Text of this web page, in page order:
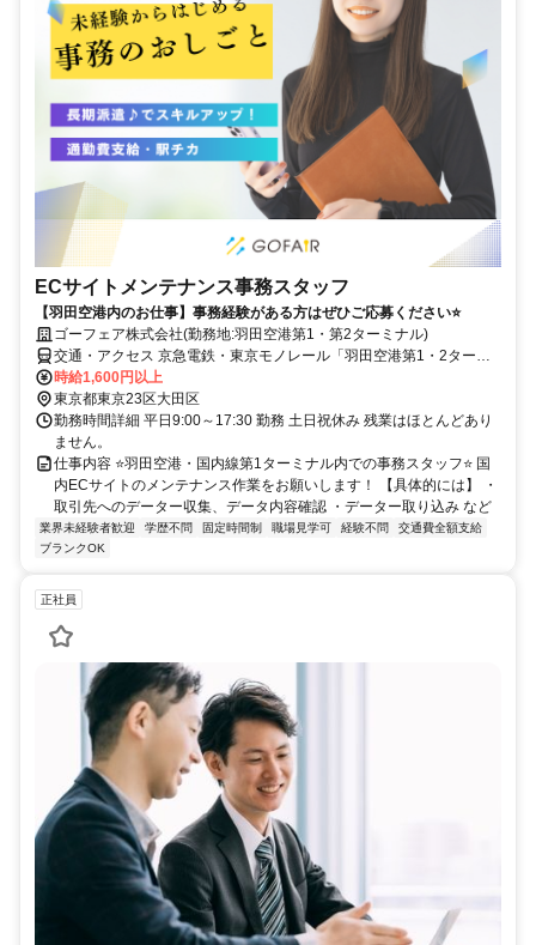
ECサイトメンテナンス事務スタッフ
【羽田空港内のお仕事】事務経験がある方はぜひご応募ください⭐
ゴーフェア株式会社(勤務地:羽田空港第1・第2ターミナル)
交通・アクセス 京急電鉄・東京モノレール「羽田空港第1・2ターミ
ナル」直結
時給1,600円以上
東京都東京23区大田区
勤務時間詳細 平日9:00～17:30 勤務 土日祝休み 残業はほとんどあり
ません。
仕事内容 ⭐羽田空港・国内線第1ターミナル内での事務スタッフ⭐ 国
内ECサイトのメンテナンス作業をお願いします！ 【具体的には】 ・
取引先へのデーター収集、データ内容確認 ・データー取り込み など
業界未経験者歓迎 学歴不問 固定時間制 職場見学可 経験不問
交通費全額支給
ブランクOK
正社員